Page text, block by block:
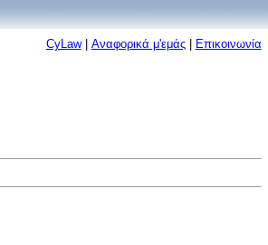
CyLaw| Αναφορικά μ'εμάς| Επικοινωνία